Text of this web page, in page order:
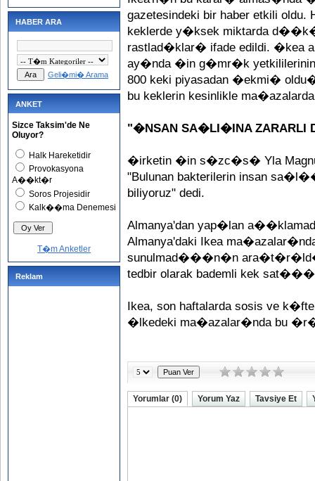
HABER ARA
Geli�mi� Arama
ANKET
Sizce Taksim'de Ne
Oluyor?
Halk Hareketidir
Provokasyona
A��kt�r
Soros Projesidir
Kalk��ma Denemesi
T�m Anketler
Reklam
gazetesindeki bir haber etkili
keklerde y�ksek miktarda
rastlad�klar� ifade edildi.
ay�nda �in g�mr�k yetkililerinin
800 keki piyasadan �ekmi�
bu keklerin kesinlikle
"�NSAN SA�LI�INA
�irketin �in s�zc�s� Yla
"Bulunan bakterilerin insan
biliyoruz" dedi.
Almanya'dan yap�lan
Almanya'daki Ikea
sunulmad���n�n
tedbir olarak bademli kek
Ikea, son haftalarda sosis ve
�lkedeki ma�azalar�nda bu
Yorumlar (0) Yorum Yaz Tavsiye Et